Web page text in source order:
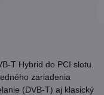
T Hybrid do PCI slotu.
zariadenia
(DVB-T) aj klasický